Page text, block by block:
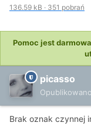
136.59 kB · 351 pobrań
Pomoc jest
picasso
Opublikowano
Brak oznak czynnej